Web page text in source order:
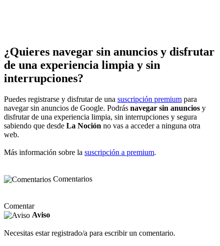
¿Quieres navegar sin anuncios y disfrutar
de una experiencia limpia y sin
interrupciones?
Puedes registrarse y disfrutar de una suscripción premium para
navegar sin anuncios de Google. Podrás navegar sin anuncios y
disfrutar de una experiencia limpia, sin interrupciones y segura
sabiendo que desde La Noción no vas a acceder a ninguna otra
web.
Más información sobre la suscripción a premium.
Comentarios
Comentar
Aviso
Necesitas estar registrado/a para escribir un comentario.